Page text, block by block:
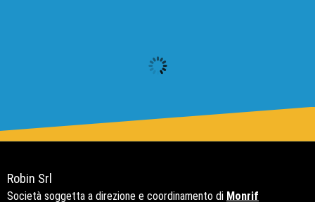
Robin Srl
Società soggetta a direzione e coordinamento di Monrif